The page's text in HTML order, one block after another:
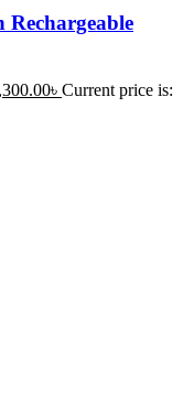
৳ Current price is: